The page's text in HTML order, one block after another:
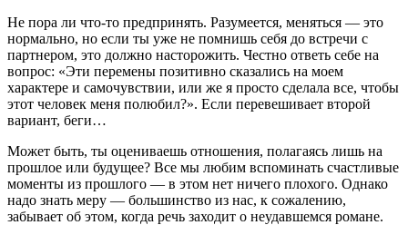
Не пора ли что-то предпринять. Разумеется, меняться — это
нормально, но если ты уже не помнишь себя до встречи с
партнером, это должно насторожить. Честно ответь себе на
вопрос: «Эти перемены позитивно сказались на моем
характере и самочувствии, или же я просто сделала все, чтобы
этот человек меня полюбил?». Если перевешивает второй
вариант, беги…
Может быть, ты оцениваешь отношения, полагаясь лишь на
прошлое или будущее? Все мы любим вспоминать счастливые
моменты из прошлого — в этом нет ничего плохого. Однако
надо знать меру — большинство из нас, к сожалению,
забывает об этом, когда речь заходит о неудавшемся романе.